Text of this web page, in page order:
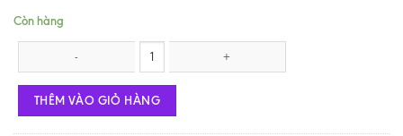
Còn hàng
Điện trở TKD 1W - 470R số lượng
THÊM VÀO GIỎ HÀNG